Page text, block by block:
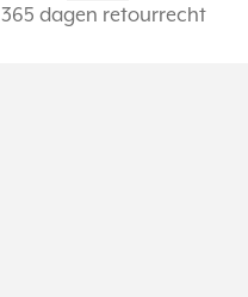
365 dagen retourrecht